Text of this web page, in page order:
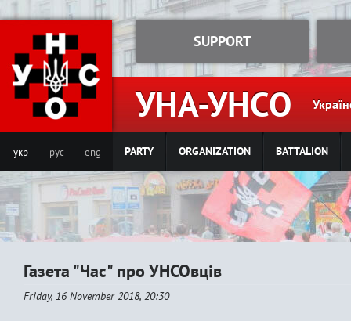
Jump to navigation
УНА-УНСО
SUPPORT
укр рус eng PARTY ORGANIZATION BATTALION
Газета "Час" про УНСОвців
Friday, 16 November 2018, 20:30